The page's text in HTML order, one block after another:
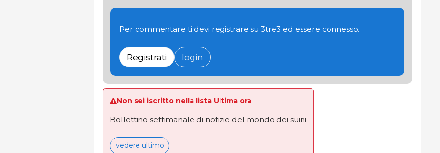
Per commentare ti devi registrare su 3tre3 ed essere connesso.
Registrati login
Non sei iscritto nella lista Ultima ora
Bollettino settimanale di notizie del mondo dei suini
vedere ultimo